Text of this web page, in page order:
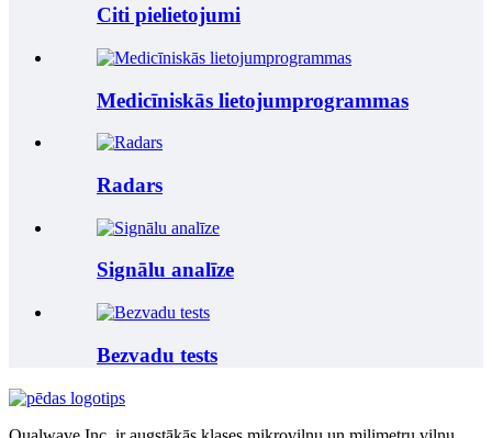
Citi pielietojumi
Medicīniskās lietojumprogrammas
Radars
Signālu analīze
Bezvadu tests